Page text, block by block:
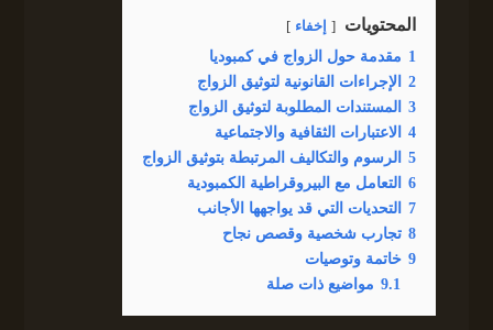
المحتويات إخفاء
1 مقدمة حول الزواج في كمبوديا
2
الإجراءات القانونية لتوثيق الزواج
3
المستندات المطلوبة لتوثيق الزواج
4
الاعتبارات الثقافية والاجتماعية
5
الرسوم والتكاليف المرتبطة بتوثيق الزواج
6
التعامل مع البيروقراطية الكمبودية
7
التحديات التي قد يواجهها الأجانب
8 تجارب شخصية وقصص نجاح
9 خاتمة وتوصيات
9.1 مواضيع ذات صلة